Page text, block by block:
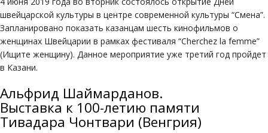
швейцарской культуры в центре современной культуры “Смена”.
Запланировано показать казанцам шесть кинофильмов о
женщинах Швейцарии в рамках фестиваля “Cherchez la femme”
(Ищите женщину). Данное мероприятие уже третий год пройдет
в Казани.
Альфрид Шаймарданов.
Выставка к 100-летию памяти
Тивадара Чонтвари (Венгрия)